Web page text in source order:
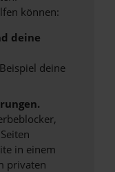
können:
deine
deine
in einem
privaten